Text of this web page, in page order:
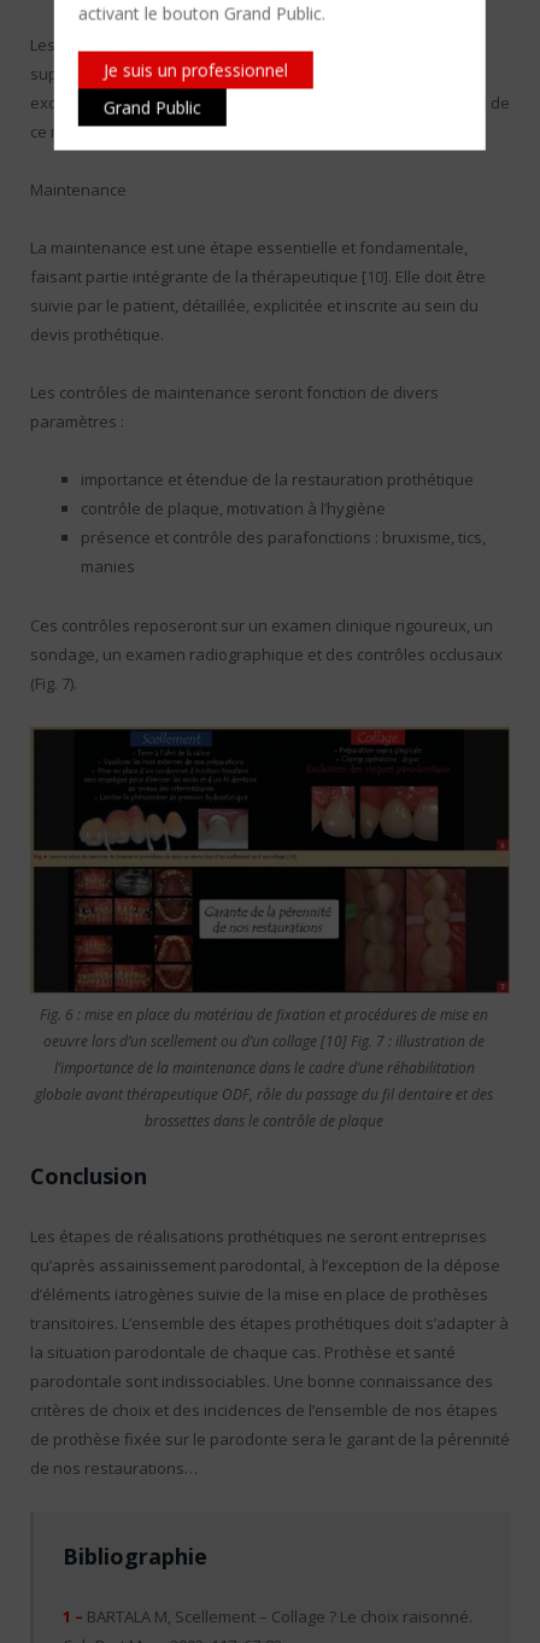
activant le bouton Grand Public.
Je suis un professionnel
Grand Public
Les procédures de mise en oeuvre du collage : la pré­paration
supra-gingivale et l’utilisation d’un champ opératoire (digue)
excluent les risques parodontaux inhérents à la mise en place de
ce matériau de fixa­tion (Fig. 6).
Maintenance
La maintenance est une étape essentielle et fonda­mentale,
faisant partie intégrante de la thérapeutique [10]. Elle doit être
suivie par le patient, détaillée, explicitée et inscrite au sein du
devis prothétique.
Les contrôles de maintenance seront fonction de divers
paramètres :
importance et étendue de la restauration prothétique
contrôle de plaque, motivation à l’hygiène
présence et contrôle des parafonctions : bruxisme, tics,
manies
Ces contrôles reposeront sur un examen clinique rigoureux, un
sondage, un examen radiographique et des contrôles occlusaux
(Fig. 7).
Fig. 6 : mise en place du matériau de fixation et procédures de mise en
oeuvre lors d’un scellement ou d’un collage [10] Fig. 7 : illustration de
l’importance de la maintenance dans le cadre d’une réhabilitation
globale avant thérapeutique ODF, rôle du passage du fil dentaire et des
brossettes dans le contrôle de plaque
Conclusion
Les étapes de réalisations prothétiques ne seront entreprises
qu’après assainissement parodontal, à l’exception de la dépose
d’éléments iatrogènes suivie de la mise en place de prothèses
transitoires. L’ensemble des étapes prothétiques doit s’adapter à
la situation parodontale de chaque cas. Prothèse et santé
parodontale sont indissociables. Une bonne connaissance des
critères de choix et des incidences de l’ensemble de nos étapes
de prothèse fixée sur le parodonte sera le garant de la pérennité
de nos restaurations…
Bibliographie
1 – BARTALA M, Scellement – Collage ? Le choix raisonné.